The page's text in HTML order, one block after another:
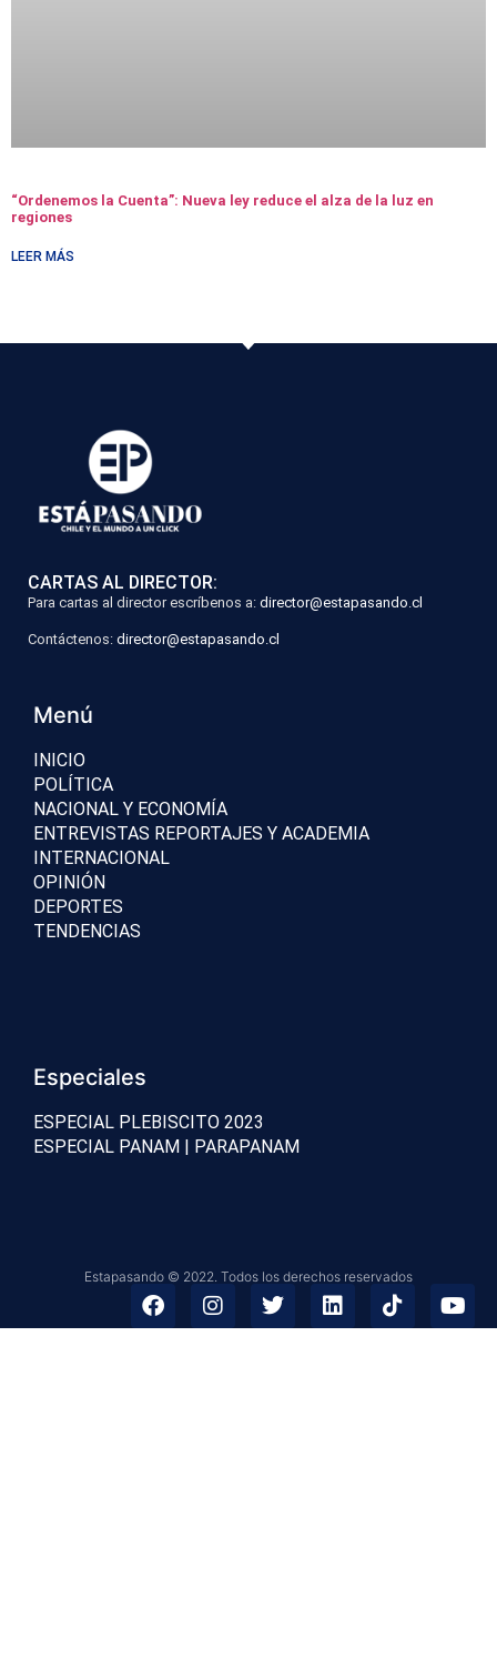
“Ordenemos la Cuenta”: Nueva ley reduce el alza de la luz en
regiones
LEER MÁS
CARTAS AL DIRECTOR:
Para cartas al director escríbenos a: director@estapasando.cl
Contáctenos: director@estapasando.cl
Menú
INICIO
POLÍTICA
NACIONAL Y ECONOMÍA
ENTREVISTAS REPORTAJES Y ACADEMIA
INTERNACIONAL
OPINIÓN
DEPORTES
TENDENCIAS
Especiales
ESPECIAL PLEBISCITO 2023
ESPECIAL PANAM | PARAPANAM
Estapasando © 2022. Todos los derechos reservados